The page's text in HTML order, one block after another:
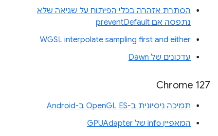
הסתרת אזהרה בכלי הפיתוח על שגיאה שלא
נתפסה אם preventDefault
WGSL interpolate sampling first and either
עדכונים של Dawn
Chrome 127
תמיכה ניסיונית ב-OpenGL ES ב-Android
המאפיין info של GPUAdapter